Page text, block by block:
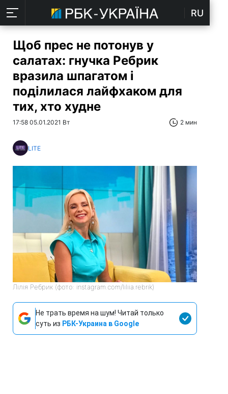
RU
Щоб прес не потонув у
салатах: гнучка Ребрик
вразила шпагатом і
поділилася лайфхаком для
тих, хто худне
17:58 05.01.2021 Вт 2 мин
LITE
Лілія Ребрик (фото: instagram.com/liliia.rebrik)
Не трать время на шум! Читай только
суть из РБК-Украина в Google